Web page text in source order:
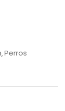
Perros